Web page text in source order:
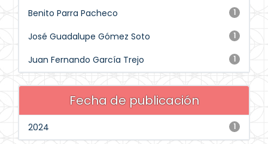
1
Benito Parra Pacheco
1
José Guadalupe Gómez Soto
1
Juan Fernando García Trejo
Fecha de publicación
1
2024